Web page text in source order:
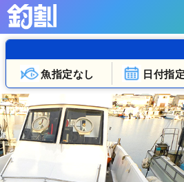
魚指定なし 日付指